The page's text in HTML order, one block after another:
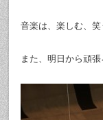
音楽は、楽しむ、
また、明日から頑張